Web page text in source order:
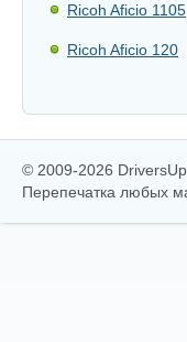
Ricoh Aficio 1105
Ricoh Aficio 120
© 2009-2026
Перепечатка любых